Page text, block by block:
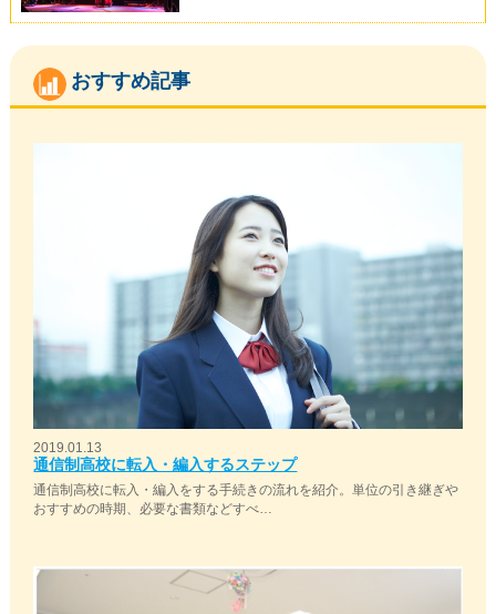
おすすめ記事
2019.01.13
通信制高校に転入・編入するステップ
通信制高校に転入・編入をする手続きの流れを紹介。単位の引き継ぎや
おすすめの時期、必要な書類などすべ…